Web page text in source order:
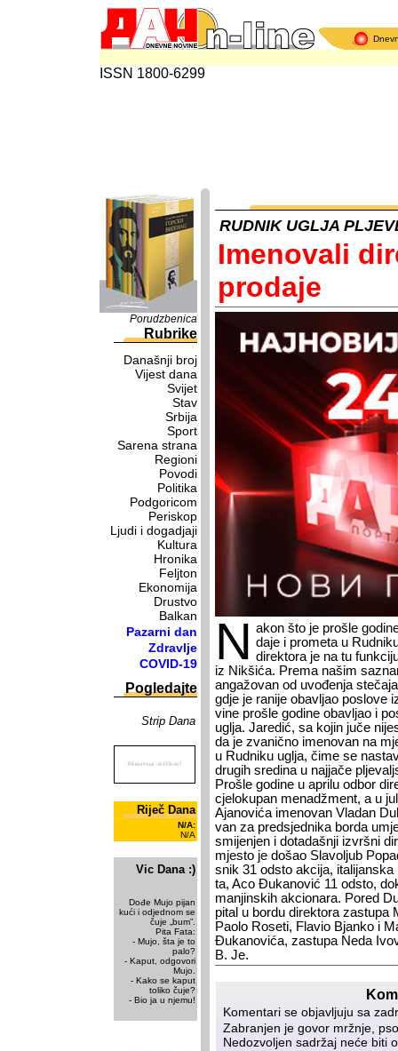
ISSN 1800-6299
Porudzbenica
Rubrike
Današnji broj
Vijest dana
Svijet
Stav
Srbija
Sport
Sarena strana
Regioni
Povodi
Politika
Podgoricom
Periskop
Ljudi i dogadjaji
Kultura
Hronika
Feljton
Ekonomija
Drustvo
Balkan
Pazarni dan
Zdravlje
COVID-19
Pogledajte
Strip Dana
Riječ Dana
N/A:
N/A
Vic Dana :)
Dođe Mujo pijan
kući i odjednom se
čuje „bum”.
Pita Fata:
- Mujo, šta je to
palo?
- Kaput, odgovori
Mujo.
- Kako se kaput
toliko čuje?
- Bio ja u njemu!
RUDNIK UGLJA
Imenovali
prodaje
N a­kon što je pro­šle
da­je i pro­me­ta u
di­rek­to­ra je na tu
iz Nik­ši­ća. Pre­ma na­šim
an­ga­žo­van od uvo­đe­nja
gdje je ra­ni­je oba­vljao po­slo­ve
vi­ne pro­šle go­di­ne oba­vljao i
uglja. Ja­re­dić, sa ko­jin ju­če
da je zva­nič­no ime­no­van na
u Rud­ni­ku uglja, či­me se
dru­gih sre­di­na u naj­ja­če
Pro­šle go­di­ne u apri­lu od­bor
cje­lo­ku­pan me­nadž­ment, a u
Aja­no­vi­ća ime­no­van Vla­dan
van za pred­sjed­ni­ka bor­da
smi­je­njen i do­ta­da­šnji iz­vr­šni
mje­sto je do­šao Sla­vo­ljub
snik 31 od­sto ak­ci­ja,
ta, Aco Đu­ka­no­vić 11 od­sto,
ma­njin­skih ak­ci­o­na­ra. Po­red
pi­tal u bor­du di­rek­to­ra za­stu­pa
Pa­o­lo Ro­se­ti, Fla­vio Bjan­ko i
Đu­ka­no­vi­ća, za­stu­pa Ne­da
B. Je.
Komentari se objavljuju sa
Zabranjen je govor mržnje,
Nedozvoljen sadržaj neće biti